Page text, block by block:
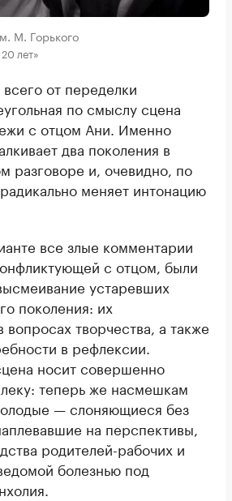
М. Горького
лет»
от переделки
по смыслу сцена
с отцом Ани. Именно
два поколения в
разговоре и, очевидно, по
меняет интонацию
все злые комментарии
с отцом, были
устаревших
поколения: их
вопросах творчества, а также
в рефлексии.
носит совершенно
теперь же насмешкам
— слоняющиеся без
на перспективы,
родителей-рабочих и
болезнью под